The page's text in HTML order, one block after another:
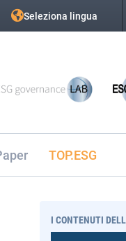
Seleziona lingua
TOP.ESG
I CONTENUTI